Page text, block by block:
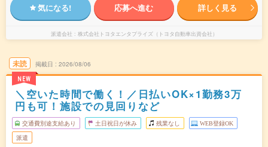
気になる! 応募へ進む 詳しく見る
派遣会社 株式会社トヨタエンタプライズ（トヨタ自動車出資会社）
未読
NEW
掲載日 2026/08/06
＼空いた時間で働く！／日払いOK×1勤務3万
円も可！施設での見回りなど
交通費別途支給あり 土日祝日が休み 残業なし WEB登録OK
派遣